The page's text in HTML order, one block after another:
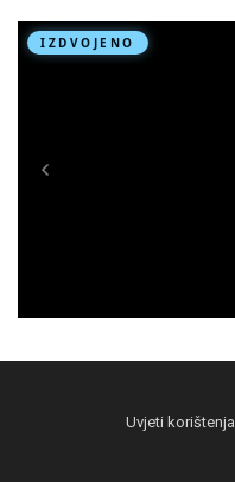
Uvjeti korištenja